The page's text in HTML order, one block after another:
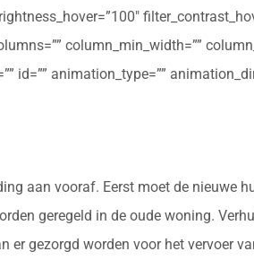
column_min_width=””
animation_type=””
aan vooraf. Eerst moet de nieuwe
geregeld in de oude woning.
gezorgd worden voor het vervoer